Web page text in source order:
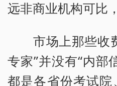
远非商业机构可比
市场上那些收
专家”并没有“内部
都是各省份考试